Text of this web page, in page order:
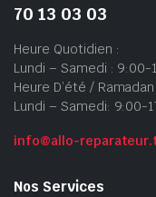
70 13 03 03
Heure Quotidien :
Lundi – Samedi : 9:00-
Heure D’été / Ramadan
Lundi – Samedi: 9:00-
info@allo-
Nos Services